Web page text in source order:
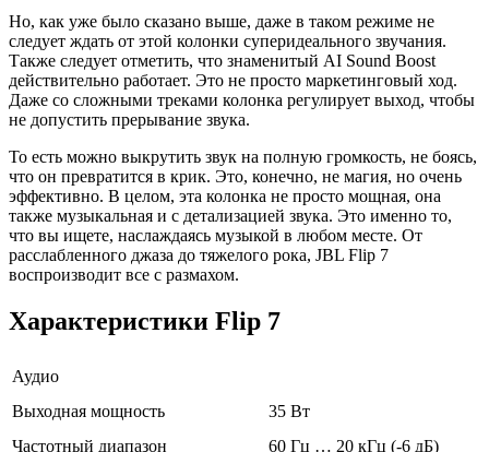
Но, как уже было сказано выше, даже в таком режиме не
следует ждать от этой колонки суперидеального звучания.
Также следует отметить, что знаменитый AI Sound Boost
действительно работает. Это не просто маркетинговый ход.
Даже со сложными треками колонка регулирует выход, чтобы
не допустить прерывание звука.
То есть можно выкрутить звук на полную громкость, не боясь,
что он превратится в крик. Это, конечно, не магия, но очень
эффективно. В целом, эта колонка не просто мощная, она
также музыкальная и с детализацией звука. Это именно то,
что вы ищете, наслаждаясь музыкой в любом месте. От
расслабленного джаза до тяжелого рока, JBL Flip 7
воспроизводит все с размахом.
Характеристики Flip 7
Аудио
Выходная мощность
35 Вт
Частотный диапазон
60 Гц … 20 кГц (-6 дБ)